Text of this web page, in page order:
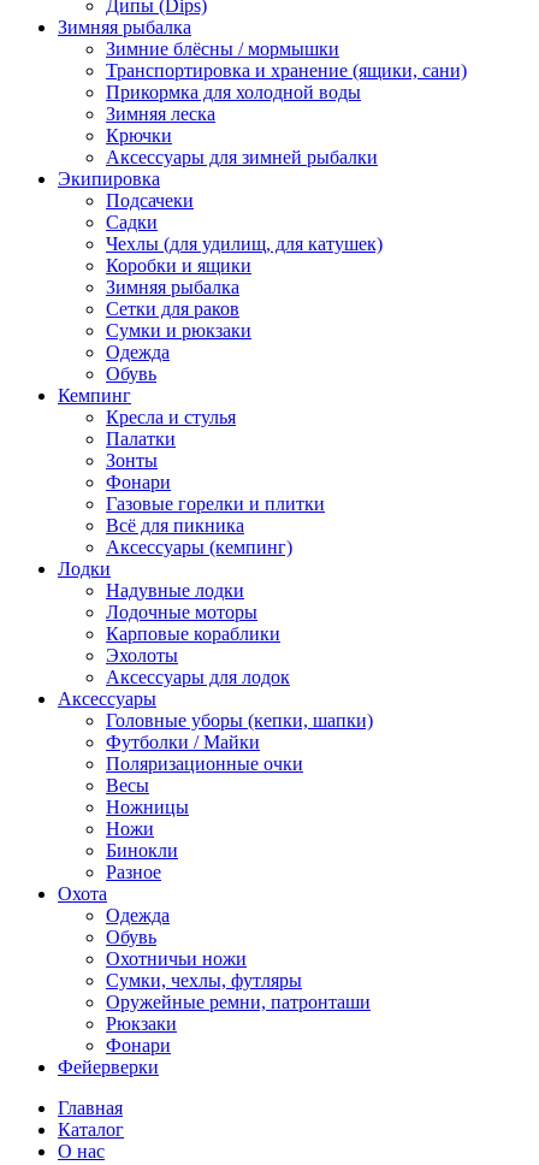
Дипы (Dips)
Зимняя рыбалка
Зимние блёсны / мормышки
Транспортировка и хранение (ящики, сани)
Прикормка для холодной воды
Зимняя леска
Крючки
Аксессуары для зимней рыбалки
Экипировка
Подсачеки
Садки
Чехлы (для удилищ, для катушек)
Коробки и ящики
Зимняя рыбалка
Сетки для раков
Сумки и рюкзаки
Одежда
Обувь
Кемпинг
Кресла и стулья
Палатки
Зонты
Фонари
Газовые горелки и плитки
Всё для пикника
Аксессуары (кемпинг)
Лодки
Надувные лодки
Лодочные моторы
Карповые кораблики
Эхолоты
Аксессуары для лодок
Аксессуары
Головные уборы (кепки, шапки)
Футболки / Майки
Поляризационные очки
Весы
Ножницы
Ножи
Бинокли
Разное
Охота
Одежда
Обувь
Охотничьи ножи
Сумки, чехлы, футляры
Оружейные ремни, патронташи
Рюкзаки
Фонари
Фейерверки
Главная
Каталог
О нас